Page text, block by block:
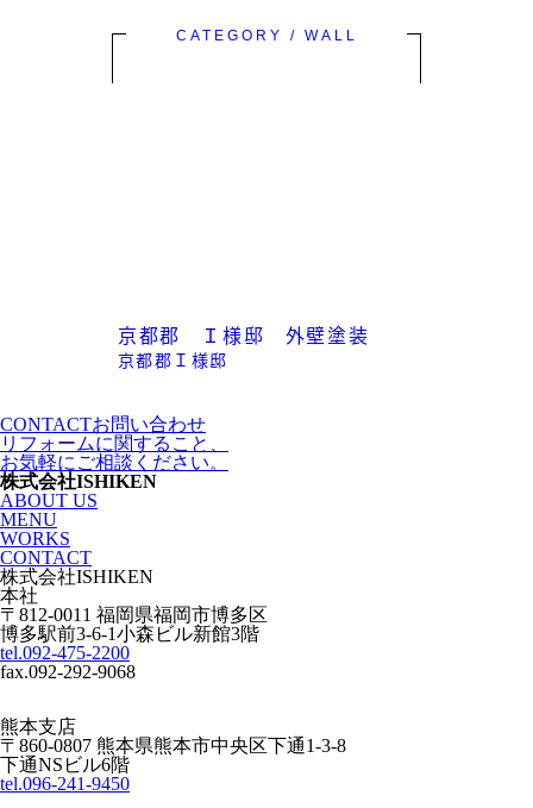
CATEGORY / WALL
京都郡 Ｉ様邸 外壁塗装
京都郡Ｉ様邸
CONTACTお問い合わせ
リフォームに関すること、
お気軽にご相談ください。
株式会社ISHIKEN
ABOUT US
MENU
WORKS
CONTACT
株式会社ISHIKEN
本社
〒812-0011 福岡県福岡市博多区
博多駅前3-6-1小森ビル新館3階
tel.092-475-2200
fax.092-292-9068
熊本支店
〒860-0807 熊本県熊本市中央区下通1-3-8
下通NSビル6階
tel.096-241-9450